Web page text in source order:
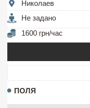
Николаев
Не задано
1600 грн/час
ПОЛЯ